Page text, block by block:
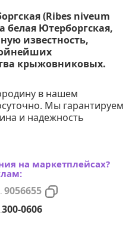
(Ribes niveum
Ютерборгская,
известность,
крыжовниковых.
в нашем
Мы гарантируем
и надежность
на маркетплейсах?
9056655
300-0606